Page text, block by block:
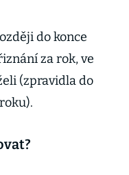
do konce
za rok, ve
(zpravidla do